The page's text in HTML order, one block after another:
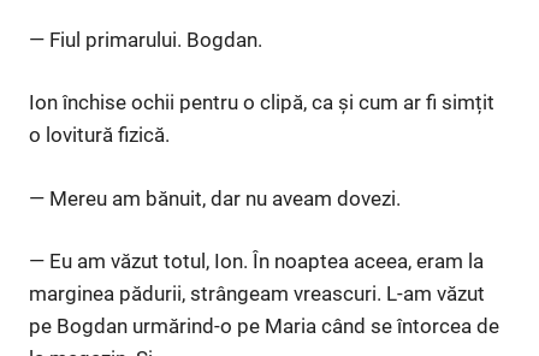
— Fiul primarului. Bogdan.
Ion închise ochii pentru o clipă, ca și cum ar fi simțit
o lovitură fizică.
— Mereu am bănuit, dar nu aveam dovezi.
— Eu am văzut totul, Ion. În noaptea aceea, eram la
marginea pădurii, strângeam vreascuri. L-am văzut
pe Bogdan urmărind-o pe Maria când se întorcea de